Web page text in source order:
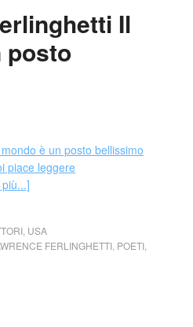
Il
posto
, USA
FERLINGHETTI, POETI,